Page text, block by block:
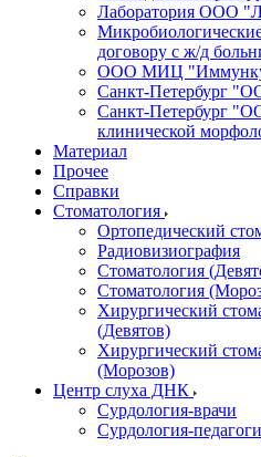
Лаборатория ООО
договору с ж/д
ООО МИЦ
Санкт-Петербург
Санкт-Петербург
клинической
Материал
Прочее
Справки
Стоматология
Ортопедический
Радиовизиография
Стоматология
Стоматология
Хирургический
(Девятов)
Хирургический
(Морозов)
Центр слуха ДНК
Сурдология-врачи
Сурдология-педагоги